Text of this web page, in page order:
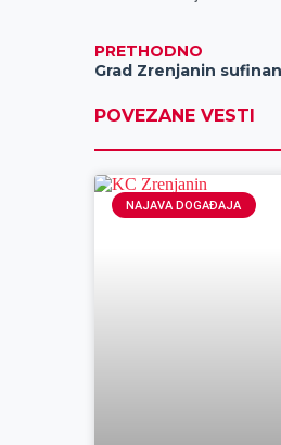
PRETHODNO
Grad Zrenjanin
POVEZANE VESTI
NAJAVA DOGAĐAJA